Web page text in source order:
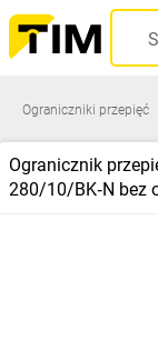
Ograniczniki przepięć
Ogranicznik
280/10/BK‑N bez